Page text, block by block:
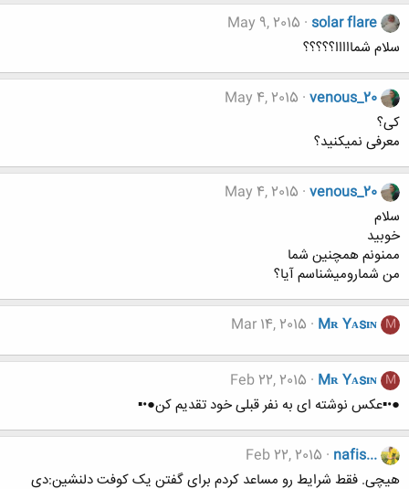
solar flare
May 9, 2015
سلام شمااااا؟؟؟؟؟
venous_20
May 4, 2015
کی؟
معرفی نمیکنید؟
venous_20
May 4, 2015
سلام
خوبید
ممنونم همچنین شما
من شمارومیشناسم آیا؟
M
Mʀ Yᴀsɪɴ
Mar 14, 2015
M
Mʀ Yᴀsɪɴ
Feb 22, 2015
●•▪عکس نوشته ای به نفر قبلی خود تقدیم کن●•▪
nafis...
Feb 22, 2015
هیچی. فقط شرایط رو مساعد کردم برای گفتن یک کوفت دلنشین:دی